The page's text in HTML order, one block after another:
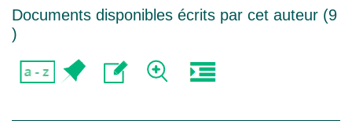
Documents disponibles écrits par cet auteur (9
)